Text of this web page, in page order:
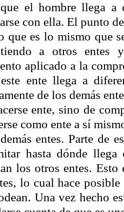
el hombre llega a
con ella. El punto
que es lo mismo que
a otros entes
aplicado a la
ente llega a
de los demás
ente, sino de
como ente a sí
entes. Parte de
hasta dónde
los otros entes.
lo cual hace
Una vez hecho